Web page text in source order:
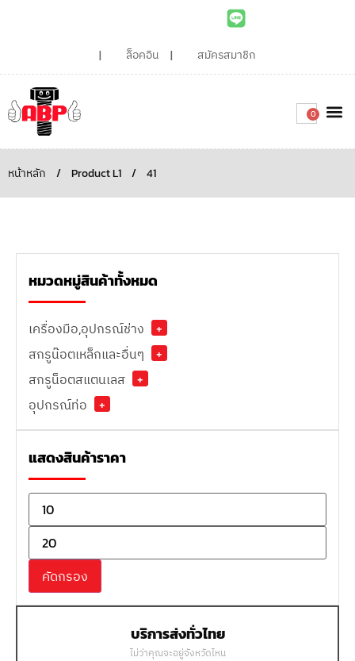
ล็อคอิน สมัครสมาชิก
0
หน้าหลัก / Product L1 / 41
หมวดหมู่สินค้าทั้งหมด
เครื่องมือ,อุปกรณ์ช่าง
+
สกรูน๊อตเหล็กและอื่นๆ
+
สกรูน็อตสแตนเลส
+
อุปกรณ์ท่อ
+
แสดงสินค้าราคา
คัดกรอง
บริการส่งทั่วไทย
ไม่ว่าคุณจะอยู่จังหวัดไหน